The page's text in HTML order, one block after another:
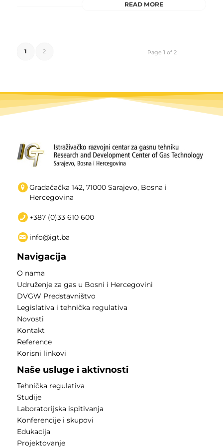
READ MORE
Page 1 of 2
1 2
Gradačačka 142, 71000 Sarajevo, Bosna i
Hercegovina
+387 (0)33 610 600
info@igt.ba
Navigacija
O nama
Udruženje za gas u Bosni i Hercegovini
DVGW Predstavništvo
Legislativa i tehnička regulativa
Novosti
Kontakt
Reference
Korisni linkovi
Naše usluge i aktivnosti
Tehnička regulativa
Studije
Laboratorijska ispitivanja
Konferencije i skupovi
Edukacija
Projektovanje